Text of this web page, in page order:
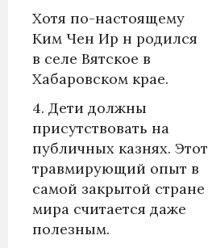
Хотя по-настоящему
Ким Чен Ир н родился
в селе Вятское в
Хабаровском крае.
4. Дети должны
присутствовать на
публичных казнях. Этот
травмирующий опыт в
самой закрытой стране
мира считается даже
полезным.